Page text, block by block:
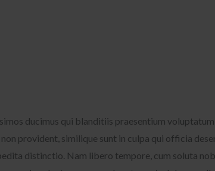
ducimus qui blanditiis praesentium
provident, similique sunt in culpa qui officia
distinctio. Nam libero tempore, cum soluta